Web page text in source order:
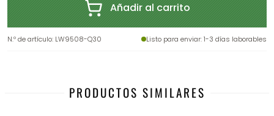
Añadir al carrito
N.º de artículo: LW9508-Q30 Listo para enviar: 1-3 días laborables
PRODUCTOS SIMILARES